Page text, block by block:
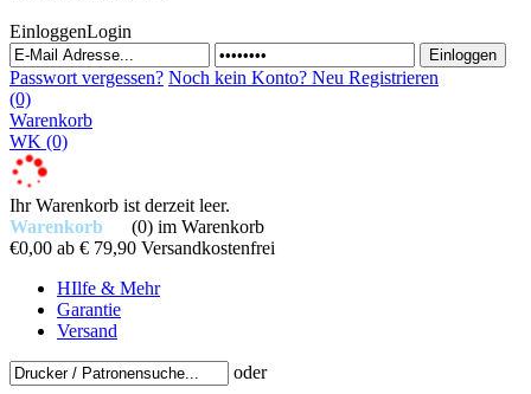
EinloggenLogin
Passwort vergessen? Noch kein Konto? Neu Registrieren
(0)
Warenkorb
WK (0)
Ihr Warenkorb ist derzeit leer.
Warenkorb
(0) im Warenkorb
€0,00 ab € 79,90 Versandkostenfrei
HIlfe & Mehr
Garantie
Versand
oder